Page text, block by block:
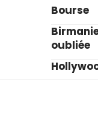
Bourse
oubliée